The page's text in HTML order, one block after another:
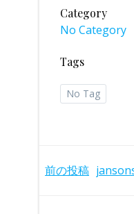
Category
No Category
Tags
No Tag
Post
前の投稿